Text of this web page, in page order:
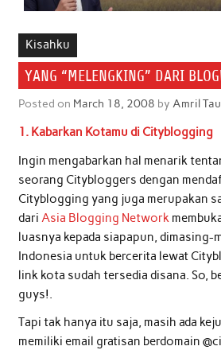
Kisahku
YANG “MELENGKING” DARI
Posted on March 18, 2008 by Amril
1. Kabarkan Kotamu di Cityblogging
Ingin mengabarkan hal menarik
seorang Citybloggers dengan
Cityblogging yang juga merupakan
dari Asia Blogging Network
luasnya kepada siapapun, dimasing-
Indonesia untuk bercerita lewat
link kota sudah tersedia disana. So,
guys!.
Tapi tak hanya itu saja, masih ada
memiliki email gratisan berdomain